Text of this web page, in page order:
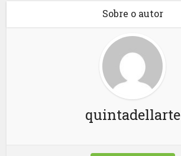
Sobre o autor
quintadellarte